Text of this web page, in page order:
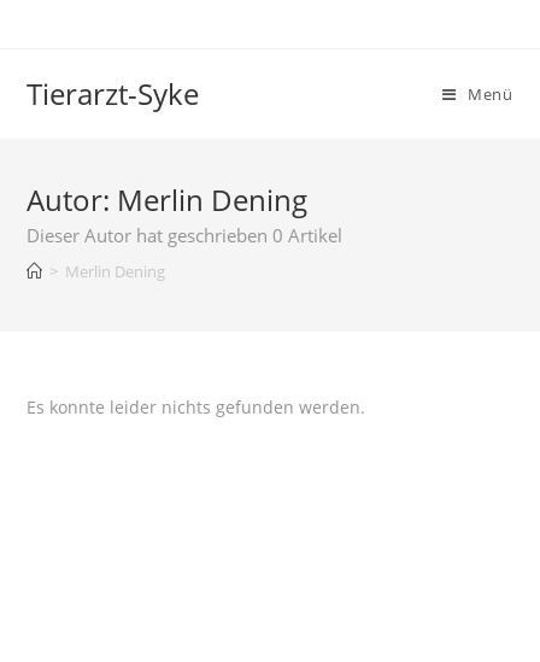
Tierarzt-Syke Menü
Autor: Merlin Dening
Dieser Autor hat geschrieben 0 Artikel
> Merlin Dening
Es konnte leider nichts gefunden werden.